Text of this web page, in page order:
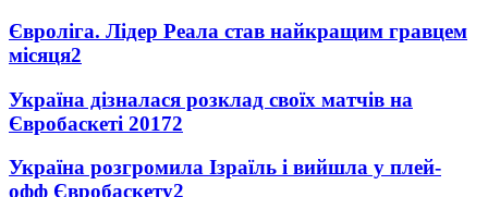
Євроліга. Лідер Реала став найкращим гравцем
місяця2
Україна дізналася розклад своїх матчів на
Євробаскеті 20172
Україна розгромила Ізраїль і вийшла у плей-
офф Євробаскету2